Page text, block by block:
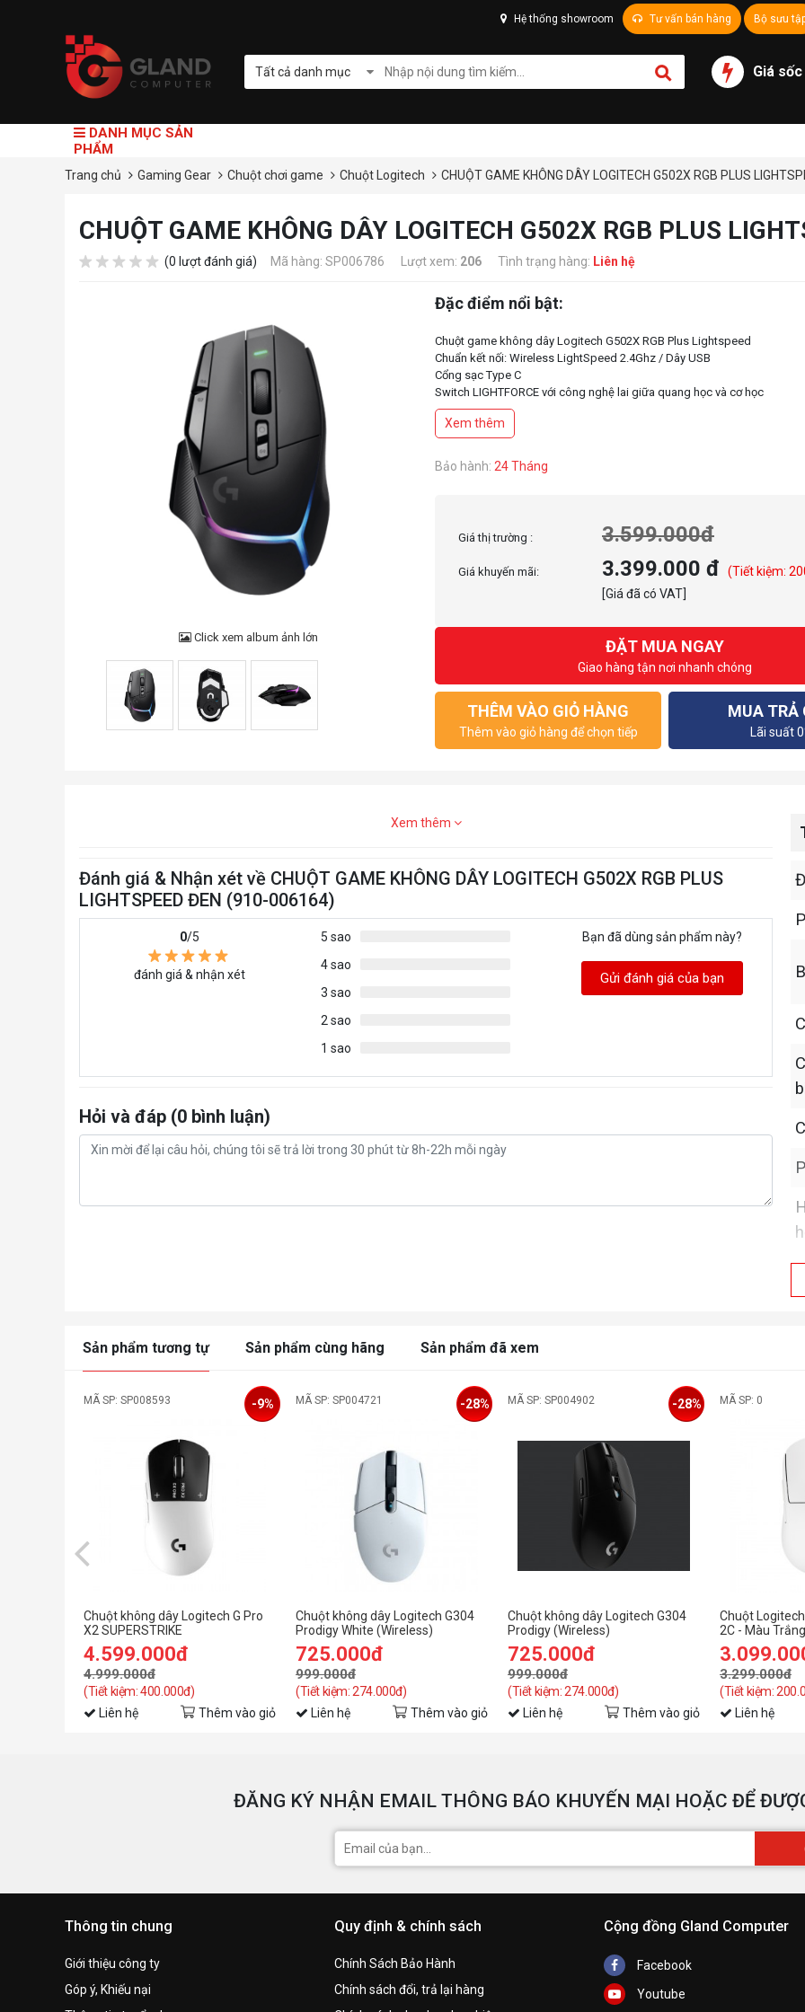
Hệ thống showroom Tư vấn bán hàng Bộ sưu
Tất cả danh mục Giá sốc
DANH MỤC SẢN
PHẨM
Trang chủ Gaming Gear Chuột chơi game Chuột Logitech CHUỘT GAME KHÔNG DÂY LOGITECH G502X RGB PLUS
CHUỘT GAME KHÔNG DÂY LOGITECH G502X RGB PLUS
(0 lượt đánh giá) Mã hàng: SP006786 Lượt xem: 206 Tình trạng hàng: Liên hệ
Click xem album ảnh lớn
Đặc điểm nổi bật:
Chuột game không dây Logitech G502X RGB Plus Lightspeed
Chuẩn kết nối: Wireless LightSpeed 2.4Ghz / Dây USB
Cổng sạc Type C
Switch LIGHTFORCE với công nghệ lai giữa quang học và cơ học
Mắt cảm biến Hero 25k DPI cao cấp
Nút cuộn 4 chiều 2 chế độ lăn
Xem thêm
Bảo hành: 24 Tháng
Giá thị trường : 3.599.000đ
Giá khuyến mãi: 3.399.000 đ
(Tiết kiệm:
[Giá đã có VAT]
ĐẶT MUA NGAY
Giao hàng tận nơi nhanh chóng
THÊM VÀO GIỎ HÀNG
Thêm vào giỏ hàng để chọn tiếp
MUA TRẢ
Lãi suất
Xem thêm
Đánh giá & Nhận xét về CHUỘT GAME KHÔNG DÂY LOGITECH G502X RGB PLUS
LIGHTSPEED ĐEN (910-006164)
0/5
đánh giá & nhận xét
5 sao
4 sao
3 sao
2 sao
1 sao
Bạn đã dùng sản phẩm này?
Gửi đánh giá của bạn
Hỏi và đáp (0 bình luận)
Sản phẩm tương tự Sản phẩm cùng hãng Sản phẩm đã xem
MÃ SP: SP008593
Chuột không dây Logitech G Pro
X2 SUPERSTRIKE
4.599.000đ
4.999.000đ
(Tiết kiệm: 400.000đ)
-9%
Liên hệ Thêm vào giỏ
MÃ SP: SP004721
Chuột không dây Logitech G304
Prodigy White (Wireless)
725.000đ
999.000đ
(Tiết kiệm: 274.000đ)
-28%
Liên hệ Thêm vào giỏ
MÃ SP: SP004902
Chuột không dây Logitech G304
Prodigy (Wireless)
725.000đ
999.000đ
(Tiết kiệm: 274.000đ)
-28%
Liên hệ Thêm vào giỏ
MÃ SP: 0
Chuột
2C - Màu Trắng
3.299.000đ
(Tiết kiệm:
Liên hệ
ĐĂNG KÝ NHẬN EMAIL THÔNG BÁO KHUYẾN MẠI HOẶC ĐỂ
Thông tin chung
Giới thiệu công ty
Góp ý, Khiếu nại
Quy định & chính sách
Chính Sách Bảo Hành
Chính sách đổi, trả lại hàng
Cộng đồng Gland Computer
Facebook
Youtube